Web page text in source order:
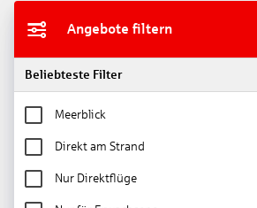
Angebote filtern
Beliebteste Filter
Meerblick
Direkt am Strand
Nur Direktflüge